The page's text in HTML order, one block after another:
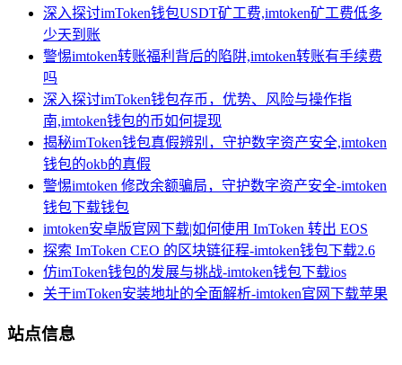
深入探讨imToken钱包USDT矿工费,imtoken矿工费低多
少天到账
警惕imtoken转账福利背后的陷阱,imtoken转账有手续费
吗
深入探讨imToken钱包存币，优势、风险与操作指
南,imtoken钱包的币如何提现
揭秘imToken钱包真假辨别，守护数字资产安全,imtoken
钱包的okb的真假
警惕imtoken 修改余额骗局，守护数字资产安全-imtoken
钱包下载钱包
imtoken安卓版官网下载|如何使用 ImToken 转出 EOS
探索 ImToken CEO 的区块链征程-imtoken钱包下载2.6
仿imToken钱包的发展与挑战-imtoken钱包下载ios
关于imToken安装地址的全面解析-imtoken官网下载苹果
站点信息